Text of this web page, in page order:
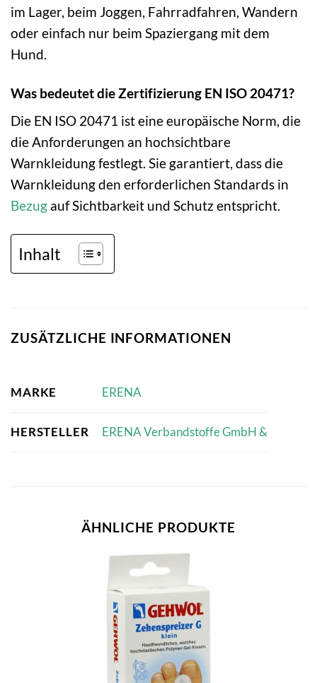
im Lager, beim Joggen, Fahrradfahren, Wandern
oder einfach nur beim Spaziergang mit dem
Hund.
Was bedeutet die Zertifizierung EN ISO 20471?
Die EN ISO 20471 ist eine europäische Norm, die
die Anforderungen an hochsichtbare
Warnkleidung festlegt. Sie garantiert, dass die
Warnkleidung den erforderlichen Standards in
Bezug auf Sichtbarkeit und Schutz entspricht.
Inhalt
ZUSÄTZLICHE INFORMATIONEN
MARKE ERENA
HERSTELLER ERENA Verbandstoffe GmbH &
ÄHNLICHE PRODUKTE